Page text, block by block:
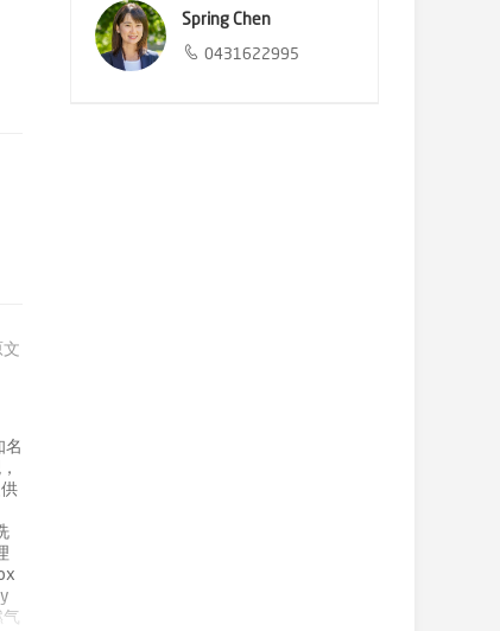
文
名
Spring Chen
0431622995